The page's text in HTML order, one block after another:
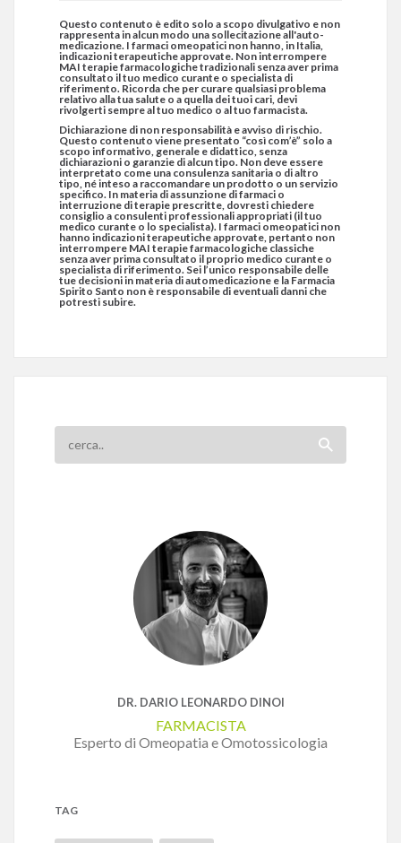
Questo contenuto è edito solo a scopo divulgativo e non
rappresenta in alcun modo una sollecitazione all'auto-
medicazione. I farmaci omeopatici non hanno, in Italia,
indicazioni terapeutiche approvate. Non interrompere
MAI terapie farmacologiche tradizionali senza aver prima
consultato il tuo medico curante o specialista di
riferimento. Ricorda che per curare qualsiasi problema
relativo alla tua salute o a quella dei tuoi cari, devi
rivolgerti sempre al tuo medico o al tuo farmacista.
Dichiarazione di non responsabilità e avviso di rischio.
Questo contenuto viene presentato “così com’è” solo a
scopo informativo, generale e didattico, senza
dichiarazioni o garanzie di alcun tipo. Non deve essere
interpretato come una consulenza sanitaria o di altro
tipo, né inteso a raccomandare un prodotto o un servizio
specifico. In materia di assunzione di farmaci o
interruzione di terapie prescritte, dovresti chiedere
consiglio a consulenti professionali appropriati (il tuo
medico curante o lo specialista). I farmaci omeopatici non
hanno indicazioni terapeutiche approvate, pertanto non
interrompere MAI terapie farmacologiche classiche
senza aver prima consultato il proprio medico curante o
specialista di riferimento. Sei l’unico responsabile delle
tue decisioni in materia di automedicazione e la Farmacia
Spirito Santo non è responsabile di eventuali danni che
potresti subire.
DR. DARIO LEONARDO DINOI
FARMACISTA
Esperto di Omeopatia e Omotossicologia
TAG